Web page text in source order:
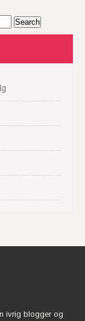
ivrig blogger og